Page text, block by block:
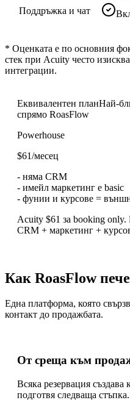
Поддръжка и чат
* Оценката е по основния
стек при Acuity често
интеграции.
Еквивалентен планНай-
спрямо RoasFlow
Powerhouse
$61/месец
- няма CRM
- имейл маркетинг е basic
- фунии и курсове =
Acuity $61 за booking only.
CRM + маркетинг +
Как RoasFlow
Една платформа, която
контакт до продажбата.
От среща към
Всяка резервация
подготвя следваща стъпка.